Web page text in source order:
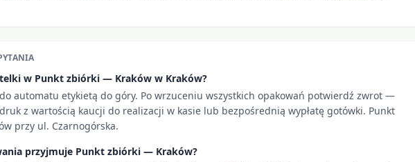
w Punkt zbiórki — Kraków w Kraków?
automatu etykietą do góry. Po wrzuceniu wszystkich opakowań potwierdź zwrot —
z wartością kaucji do realizacji w kasie lub bezpośrednią wypłatę gotówki. Punkt
przy ul. Czarnogórska.
przyjmuje Punkt zbiórki — Kraków?